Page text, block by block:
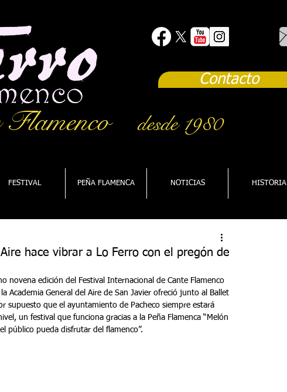
Contacto
Flamencodesde 1980
FESTIVAL PEÑA FLAMENCA NOTICIAS HISTORIA
hace vibrar a Lo Ferro con el pregón de
novena edición del Festival Internacional de Cante Flamenco
Academia General del Aire de San Javier ofreció junto al Ballet
supuesto que el ayuntamiento de Pacheco siempre estará
un festival que funciona gracias a la Peña Flamenca “Melón
público pueda disfrutar del flamenco”.